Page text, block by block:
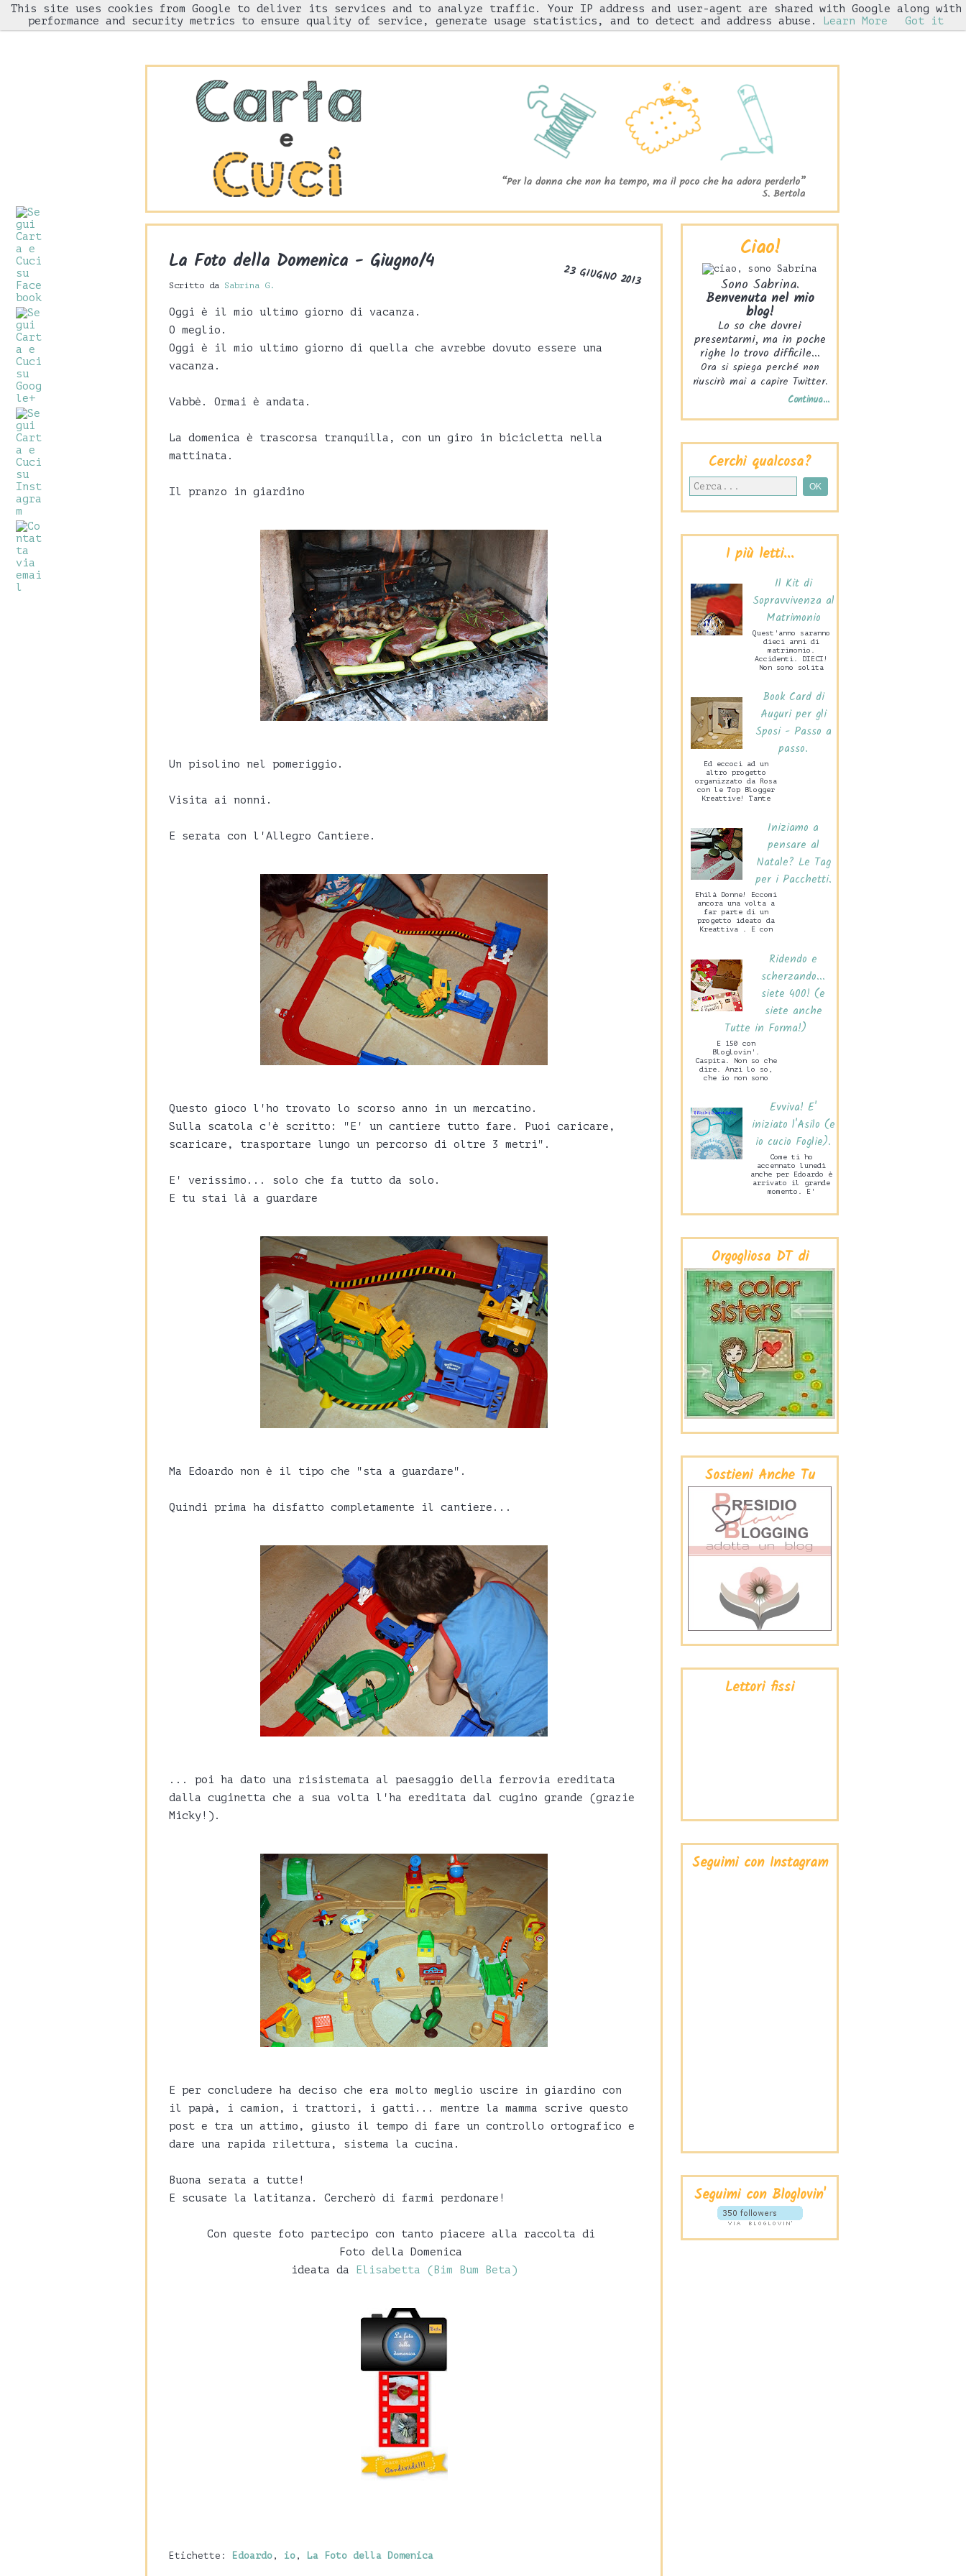
HOME Chi sono "Come l'ho fatto" Gnam! Iniziative
23 GIUGNO 2013
La Foto della Domenica - Giugno/4
Scritto da Sabrina G.
Oggi è il mio ultimo giorno di vacanza.
O meglio.
Oggi è il mio ultimo giorno di quella che avrebbe dovuto essere una
vacanza.
Vabbè. Ormai è andata.
La domenica è trascorsa tranquilla, con un giro in bicicletta nella
mattinata.
Il pranzo in giardino
Un pisolino nel pomeriggio.
Visita ai nonni.
E serata con l'Allegro Cantiere.
Questo gioco l'ho trovato lo scorso anno in un mercatino.
Sulla scatola c'è scritto: "E' un cantiere tutto fare. Puoi caricare,
scaricare, trasportare lungo un percorso di oltre 3 metri".
E' verissimo... solo che fa tutto da solo.
E tu stai là a guardare
Ma Edoardo non è il tipo che "sta a guardare".
Quindi prima ha disfatto completamente il cantiere...
... poi ha dato una risistemata al paesaggio della ferrovia ereditata
dalla cuginetta che a sua volta l'ha ereditata dal cugino grande (grazie
Micky!).
E per concludere ha deciso che era molto meglio uscire in giardino con
il papà, i camion, i trattori, i gatti... mentre la mamma scrive questo
post e tra un attimo, giusto il tempo di fare un controllo ortografico e
dare una rapida rilettura, sistema la cucina.
Buona serata a tutte!
E scusate la latitanza. Cercherò di farmi perdonare!
Con queste foto partecipo con tanto piacere alla raccolta di
Foto della Domenica
ideata da
Elisabetta (Bim Bum Beta)
Etichette: Edoardo , io , La Foto della Domenica
Ciao!
Sono Sabrina.
Benvenuta nel mio
blog!
Lo so che dovrei
presentarmi, ma in poche
righe lo trovo difficile...
Ora si spiega perché non
riuscirò mai a capire Twitter.
Continua...
Cerchi qualcosa?
I più letti...
Il Kit di
Sopravvivenza al
Matrimonio
Quest'anno saranno
dieci anni di
matrimonio.
Accidenti. DIECI!
Non sono solita
Valentino, mio
marito c...
Book Card di
Auguri per gli
Sposi - Passo a
passo.
Ed eccoci ad un
altro progetto
organizzato da Rosa
con le Top Blogger
Kreattive! Tante
sarann...
Iniziamo a
pensare al
Natale? Le Tag
per i Pacchetti.
Ehilà Donne! Eccomi
ancora una volta a
far parte di un
progetto ideato da
Kreattiva . E con
Ridendo e
scherzando...
siete 400! (e
siete anche
Tutte in Forma!)
E 150 con
Bloglovin'.
Caspita. Non so che
dire. Anzi lo so,
che io non sono
ta...
Evviva! E'
iniziato l'Asilo (e
io cucio Foglie).
Come ti ho
accennato lunedì
anche per Edoardo è
arrivato il grande
momento. E'
mercoledì pome...
Orgogliosa DT di
Sostieni Anche Tu
Lettori fissi
Seguimi con Instagram
Seguimi con Bloglovin'
This site uses cookies from Google to deliver its services and to analyze traffic. Your IP address and user-agent are shared with Google along with
performance and security metrics to ensure quality of service, generate usage statistics, and to detect and address abuse.
Learn More Got it